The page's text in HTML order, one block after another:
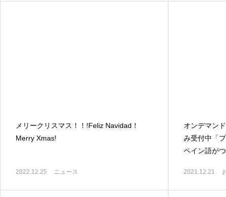
メリークリスマス！！!Feliz Navidad！
Merry Xmas!
2022.12.25 ニュース
オンデマン
み受付中「
ペイン語が
2021.12.21